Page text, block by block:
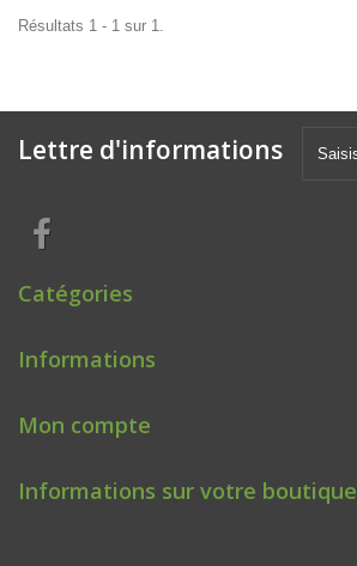
Résultats 1 - 1 sur 1.
Lettre d'informations
Catégories
Informations
Mon compte
Informations sur votre boutique